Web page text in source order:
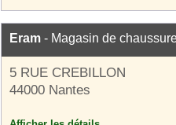
Eram - Magasin de
5 RUE CREBILLON
44000 Nantes